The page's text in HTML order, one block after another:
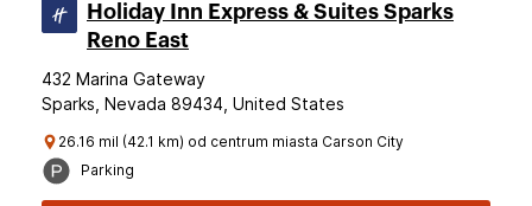
Holiday Inn Express & Suites Sparks
Reno East
432 Marina Gateway
Sparks, Nevada 89434, United States
26.16 mil (42.1 km) od centrum miasta Carson City
Parking